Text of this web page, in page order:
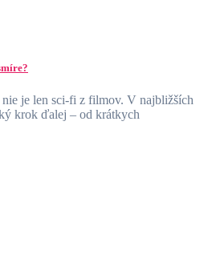
je len sci-fi z filmov. V najbližších
krok ďalej – od krátkych